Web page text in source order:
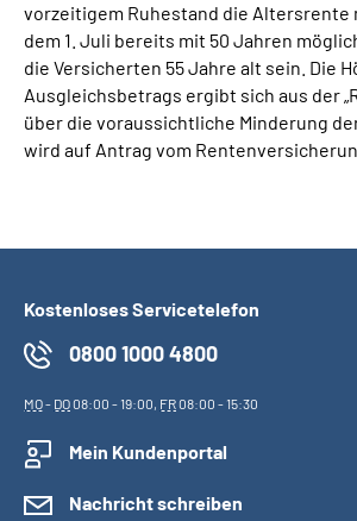
vorzeitigem Ruhestand die Altersrente
dem 1. Juli bereits mit 50 Jahren
die Versicherten 55 Jahre alt sein. Die
Ausgleichsbetrags ergibt sich aus der
über die voraussichtliche Minderung
wird auf Antrag vom
Kostenloses Servicetelefon
0800 1000 4800
MO- DO08:00 - 19:00, FR08:00 - 15:30
Mein Kundenportal
Nachricht schreiben